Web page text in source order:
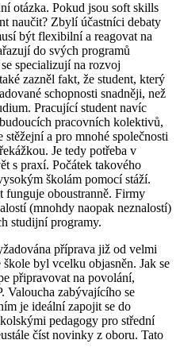
otázka. Pokud jsou soft skills
naučit? Zbylí účastníci debaty
být flexibilní a reagovat na
do svých programů
specializují na rozvoj
zazněl fakt, že student, který
schopnosti snadněji, než
Pracující student navíc
pracovních kolektivů,
a pro mnohé společnosti
Je tedy potřeba v
s praxí. Počátek takového
školám pomocí stáží.
funguje oboustranně. Firmy
(mnohdy naopak neznalostí)
studijní programy.
příprava již od velmi
byl vcelku objasněn. Jak se
připravovat na povolání,
Valoucha zabývajícího se
je ideální zapojit se do
pedagogy pro střední
číst novinky z oboru. Tato